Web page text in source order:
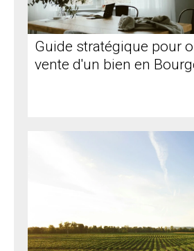
Guide stratégique pour
vente d'un bien en